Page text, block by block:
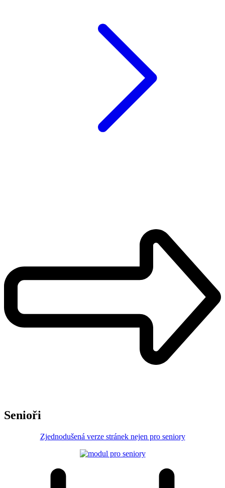
Senioři
Zjednodušená verze stránek nejen pro seniory